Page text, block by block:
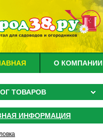
О КОМПАНИИ
ТОВАРОВ
ИНФОРМАЦИЯ